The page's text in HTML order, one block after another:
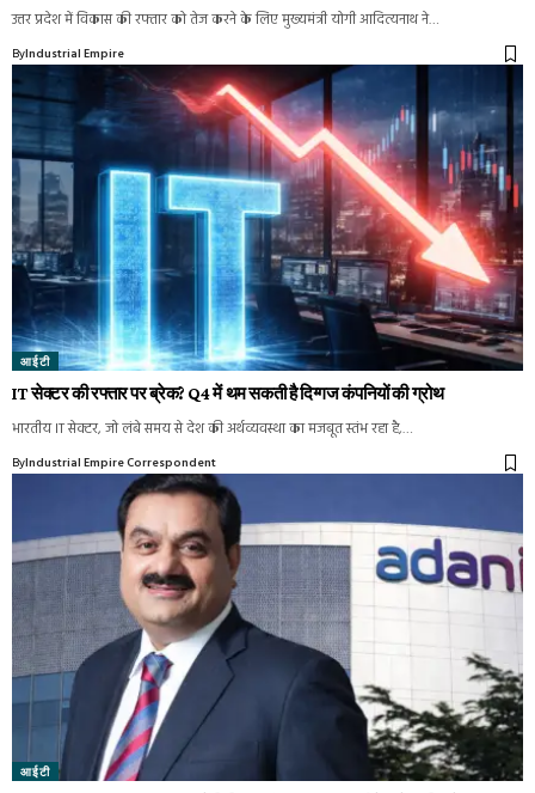
उत्तर प्रदेश में विकास की रफ्तार को तेज करने के लिए मुख्यमंत्री योगी आदित्यनाथ ने…
ByIndustrial Empire
आईटी
IT सेक्टर की रफ्तार पर ब्रेक? Q4 में थम सकती है दिग्गज कंपनियों की ग्रोथ
भारतीय IT सेक्टर, जो लंबे समय से देश की अर्थव्यवस्था का मजबूत स्तंभ रहा है,…
ByIndustrial Empire Correspondent
आईटी